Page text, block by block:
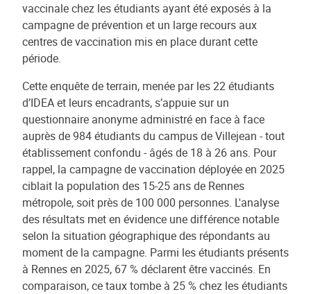
vaccinale chez les étudiants ayant été exposés à la
campagne de prévention et un large recours aux
centres de vaccination mis en place durant cette
période.
Cette enquête de terrain, menée par les 22 étudiants
d’IDEA et leurs encadrants, s’appuie sur un
questionnaire anonyme administré en face à face
auprès de 984 étudiants du campus de Villejean - tout
établissement confondu - âgés de 18 à 26 ans. Pour
rappel, la campagne de vaccination déployée en 2025
ciblait la population des 15-25 ans de Rennes
métropole, soit près de 100 000 personnes. L'analyse
des résultats met en évidence une différence notable
selon la situation géographique des répondants au
moment de la campagne. Parmi les étudiants présents
à Rennes en 2025, 67 % déclarent être vaccinés. En
comparaison, ce taux tombe à 25 % chez les étudiants